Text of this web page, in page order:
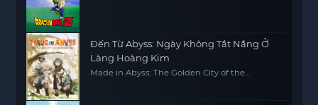
Đến Từ Abyss: Ngày Không Tắt Nắng Ở
Làng Hoàng Kim
Made in Abyss: The Golden City of the